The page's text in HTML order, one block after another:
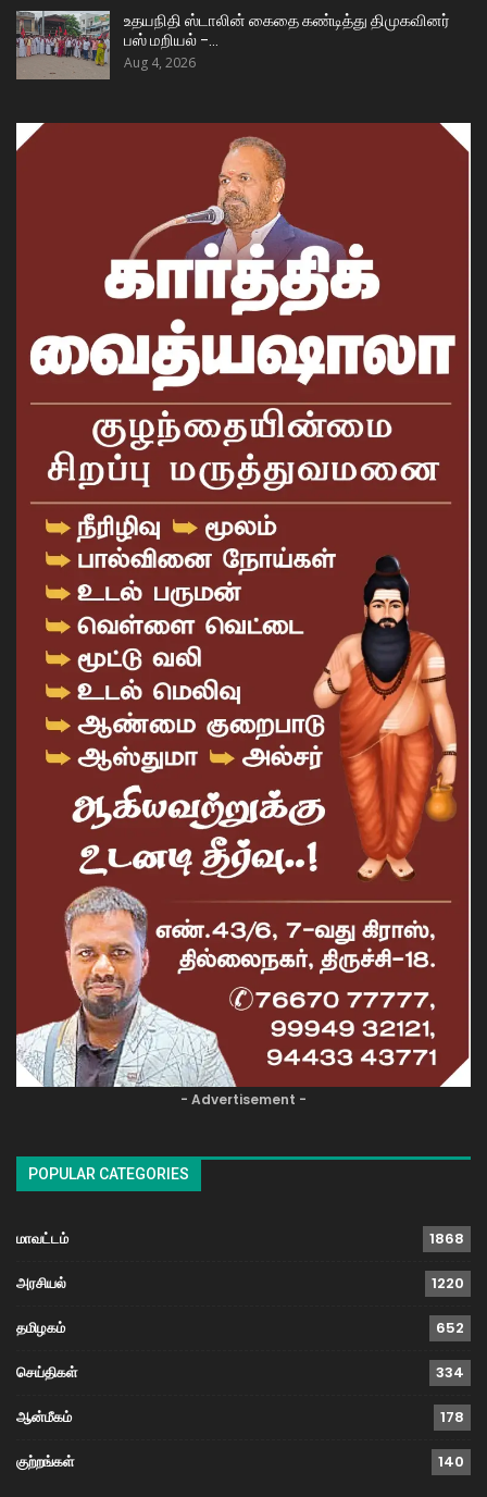
உதயநிதி ஸ்டாலின் கைதை கண்டித்து திமுகவினர்
பஸ் மறியல் –…
Aug 4, 2026
- Advertisement -
POPULAR CATEGORIES
மாவட்டம் 1868
அரசியல் 1220
தமிழகம் 652
செய்திகள் 334
ஆன்மீகம் 178
குற்றங்கள் 140